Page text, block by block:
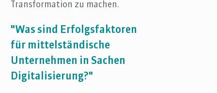
Transformation zu machen.
"Was sind Erfolgsfaktoren
für mittelständische
Unternehmen in Sachen
Digitalisierung?"